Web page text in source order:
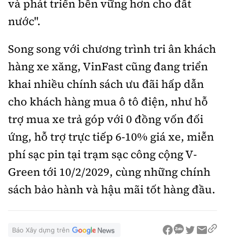
và phát triển bền vững hơn cho đất
nước".
Song song với chương trình tri ân khách
hàng xe xăng, VinFast cũng đang triển
khai nhiều chính sách ưu đãi hấp dẫn
cho khách hàng mua ô tô điện, như hỗ
trợ mua xe trả góp với 0 đồng vốn đối
ứng, hỗ trợ trực tiếp 6-10% giá xe, miễn
phí sạc pin tại trạm sạc công cộng V-
Green tới 10/2/2029, cùng những chính
sách bảo hành và hậu mãi tốt hàng đầu.
Báo Xây dựng trên